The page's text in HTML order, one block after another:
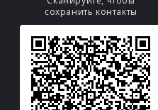
сохранить контакты